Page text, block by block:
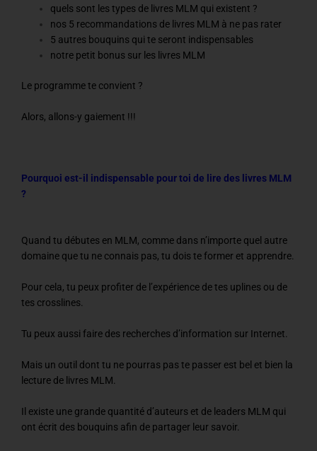
quels sont les types de livres MLM qui existent ?
nos 5 recommandations de livres MLM à ne pas rater
5 autres bouquins qui te seront indispensables
notre petit bonus sur les livres MLM
Le programme te convient ?
Alors, allons-y gaiement !!!
Pourquoi est-il indispensable pour toi de lire des livres MLM
?
Quand tu débutes en MLM, comme dans n’importe quel autre
domaine que tu ne connais pas, tu dois te former et apprendre.
Pour cela, tu peux profiter de l’expérience de tes uplines ou de
tes crosslines.
Tu peux aussi faire des recherches d’information sur Internet.
Mais un outil dont tu ne pourras pas te passer est bel et bien la
lecture de livres MLM.
Il existe une grande quantité d’auteurs et de leaders MLM qui
ont écrit des bouquins afin de partager leur savoir.